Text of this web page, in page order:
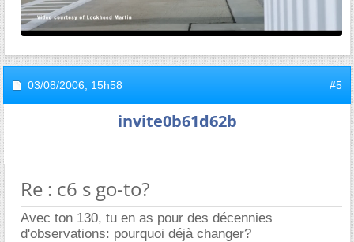
03/08/2006, 15h58 #5
invite0b61d62b
Re : c6 s go-to?
Avec ton 130, tu en as pour des décennies
d'observations: pourquoi déjà changer?